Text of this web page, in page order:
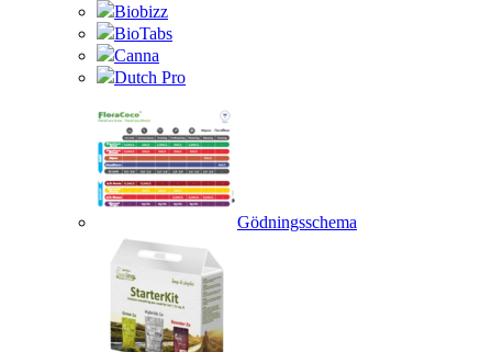
Biobizz
BioTabs
Canna
Dutch Pro
Gödningsschema